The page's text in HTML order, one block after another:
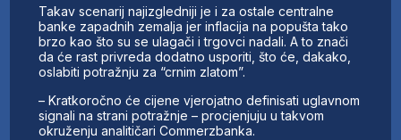
Takav scenarij najizgledniji je i za ostale centralne
banke zapadnih zemalja jer inflacija na popušta tako
brzo kao što su se ulagači i trgovci nadali. A to znači
da će rast privreda dodatno usporiti, što će, dakako,
oslabiti potražnju za “crnim zlatom”.
– Kratkoročno će cijene vjerojatno definisati uglavnom
signali na strani potražnje – procjenjuju u takvom
okruženju analitičari Commerzbanka.